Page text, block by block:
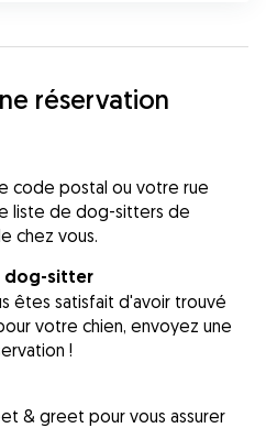
réservation
code postal ou votre rue
liste de dog-sitters de
chez vous.
dog-sitter
êtes satisfait d'avoir trouvé
votre chien, envoyez une
!
& greet pour vous assurer